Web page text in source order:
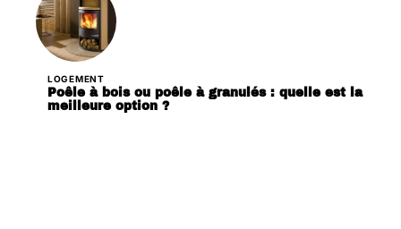
LOGEMENT
Poêle à bois ou poêle à granulés : quelle est la
meilleure option ?